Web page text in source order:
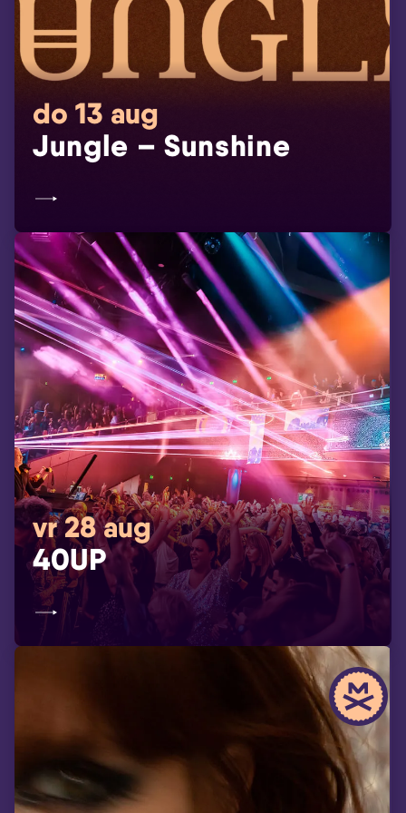
do 13 aug
Jungle – Sunshine
vr 28 aug
40UP